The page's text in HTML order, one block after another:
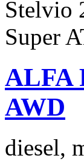
ALFA
AWD
diesel,